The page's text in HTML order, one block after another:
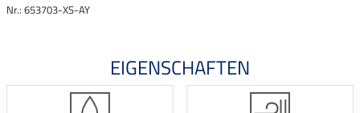
Nr.: 653703-XS-AY
EIGENSCHAFTEN